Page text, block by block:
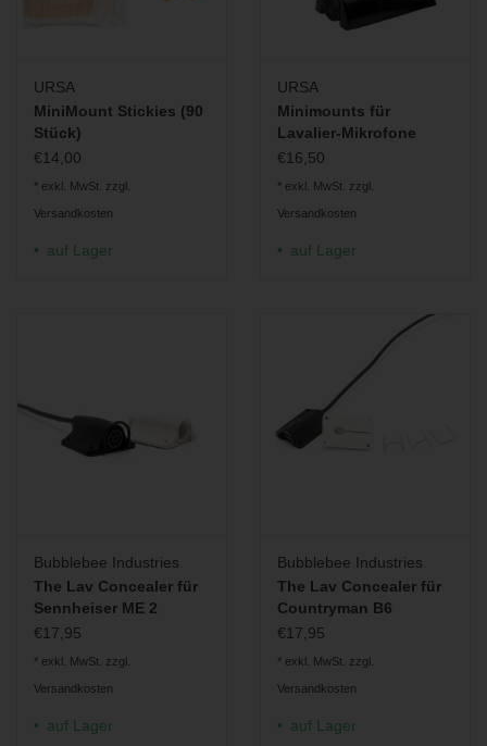
Sennheiser ME2
URSA
MiniMount Stickies (90
Stück)
€14,00
* exkl. MwSt. zzgl.
Versandkosten
auf Lager
URSA
Minimounts für
Lavalier-Mikrofone
€16,50
* exkl. MwSt. zzgl.
Versandkosten
auf Lager
Bubblebee Industries
The Lav Concealer für
Sennheiser ME 2
€17,95
* exkl. MwSt. zzgl.
Versandkosten
auf Lager
Bubblebee Industries
The Lav Concealer für
Countryman B6
€17,95
* exkl. MwSt. zzgl.
Versandkosten
auf Lager